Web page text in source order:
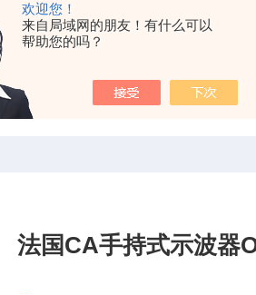
欢迎您！
来自局域网的朋友！有什么可以
帮助您的吗？
当前位置：首页 产品中心 示
法国CA手持式示波器